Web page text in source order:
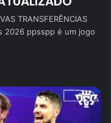
TRANSFERÊNCIAS
2026 ppsspp é um jogo